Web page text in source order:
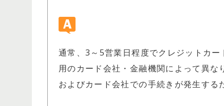
通常、3～5営業日程度でクレジットカ
用のカード会社・金融機関によって異
およびカード会社での手続きが発生する